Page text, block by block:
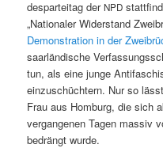
desparteitag derNPD
„Nationaler Wider­stand
Demon­stra­tion in der
saar­ländis­che
tun, als eine junge
einzuschüchtern. Nur so
Frau aus Hom­burg, die sich
ver­gan­genen Tagen mas­siv
bedrängt wurde.